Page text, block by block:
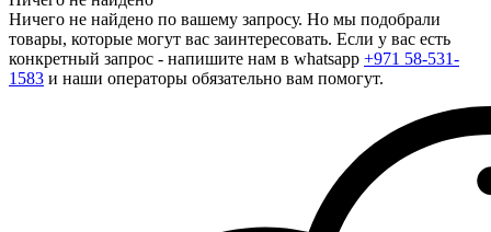
Ничего не найдено по вашему запросу. Но мы подобрали
товары, которые могут вас заинтересовать. Если у вас есть
конкретный запрос - напишите нам в whatsapp +971 58-531-
1583 и наши операторы обязательно вам помогут.